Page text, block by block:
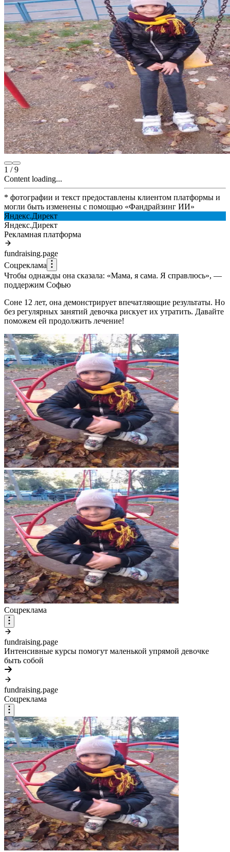
1 /9
Content loading...
* фотографии и текст предоставлены клиентом платформы и
могли быть изменены с помощью «Фандрайзинг ИИ»
Яндекс.Директ
Яндекс.Директ
Рекламная платформа
fundraising.page
Соцреклама
Чтобы однажды она сказала: «Мама, я сама. Я справлюсь», —
поддержим Софью
Соне 12 лет, она демонстрирует впечатляющие результаты. Но
без регулярных занятий девочка рискует их утратить. Давайте
поможем ей продолжить лечение!
Соцреклама
fundraising.page
Интенсивные курсы помогут маленькой упрямой девочке
быть собой
fundraising.page
Соцреклама